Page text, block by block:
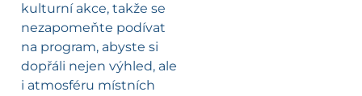
kulturní akce, takže se
nezapomeňte podívat
na program, abyste si
dopřáli nejen výhled, ale
i atmosféru místních